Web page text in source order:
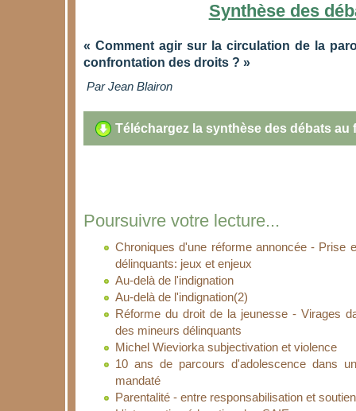
Synthèse des
« Comment agir sur la circulation de la
confrontation des droits ? »
Par Jean Blairon
Téléchargez la synthèse des débats au
Poursuivre votre lecture...
Chroniques d'une réforme annoncée - Prise
délinquants: jeux et enjeux
Au-delà de l'indignation
Au-delà de l'indignation(2)
Réforme du droit de la jeunesse - Virages
des mineurs délinquants
Michel Wieviorka subjectivation et violence
10 ans de parcours d'adolescence dans
mandaté
Parentalité - entre responsabilisation et soutien